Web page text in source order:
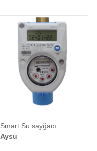
Smart Su sayğacı
Aysu